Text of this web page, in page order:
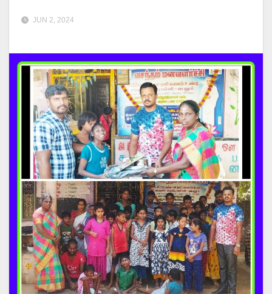
JUN 2, 2024